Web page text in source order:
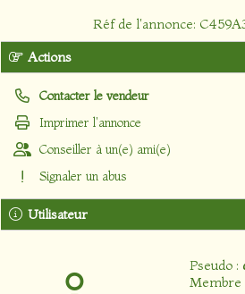
Réf de l'annonce:
Utilisateur
Pseudo :
Membre
Actions
Contacter le vendeur
Imprimer l'annonce
Conseiller à un(e) ami(e)
Signaler un abus